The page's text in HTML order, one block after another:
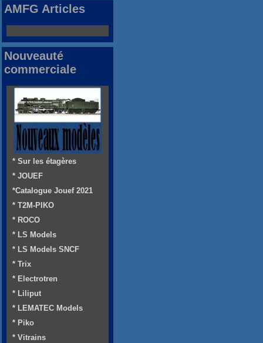
AMFG Articles
Nouveauté
commerciale
* Sur les étagères
* JOUEF
*Catalogue Jouef 2021
* T2M-PIKO
* ROCO
* LS Models
* LS Models SNCF
* Trix
* Electrotren
* Liliput
* LEMATEC Models
* Piko
* Vitrains